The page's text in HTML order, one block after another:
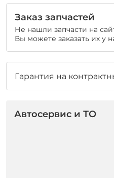
Заказ запчастей
Не нашли запчасти на
Вы можете заказать их у
Гарантия на
Автосервис и ТО